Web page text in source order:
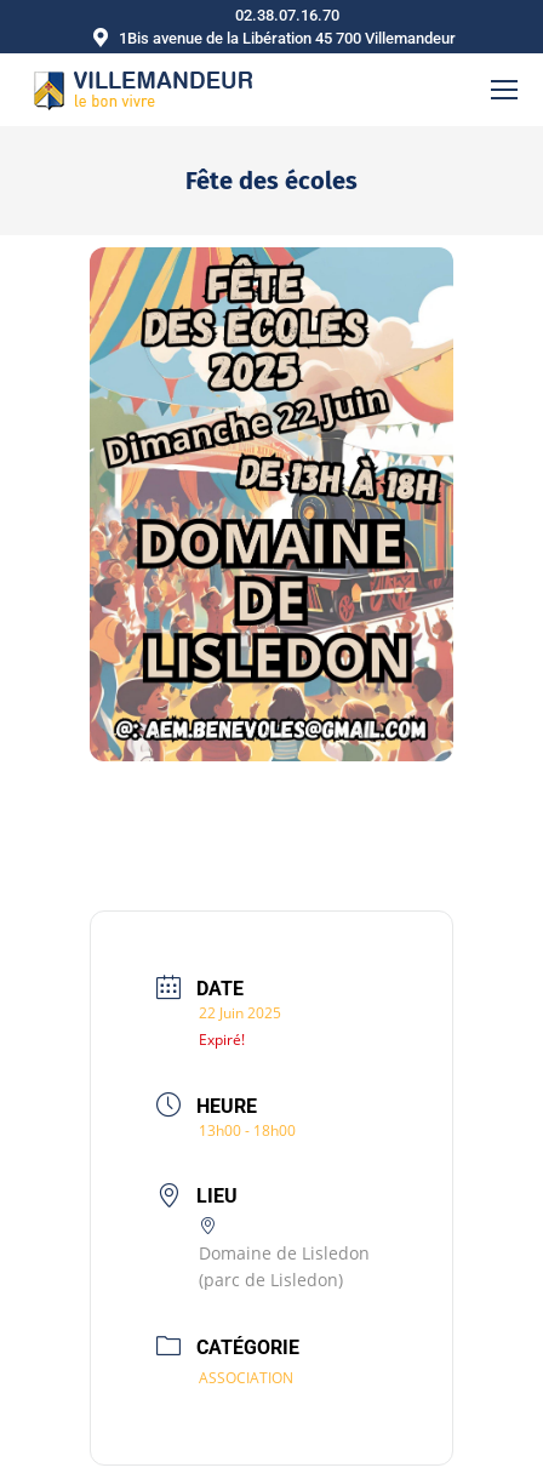
02.38.07.16.70
1Bis avenue de la Libération 45 700 Villemandeur
Fête des écoles
DATE
22 Juin 2025
Expiré!
HEURE
13h00 - 18h00
LIEU
Domaine de Lisledon
(parc de Lisledon)
CATÉGORIE
ASSOCIATION